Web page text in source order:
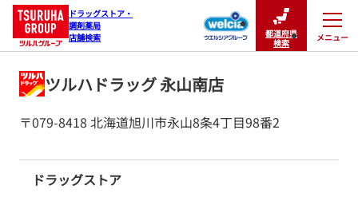
ドラッグストア・
調剤薬局
店舗検索
都道府県
検索
メニュー
閉じる
ツルハドラッグ 永山南店
〒079-8418 北海道旭川市永山8条4丁目98番2
ドラッグストア